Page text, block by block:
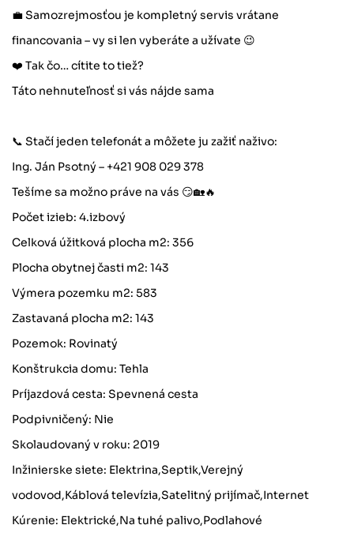
💼 Samozrejmosťou je kompletný servis vrátane
financovania – vy si len vyberáte a užívate 😉
❤️ Tak čo… cítite to tiež?
Táto nehnuteľnosť si vás nájde sama
📞 Stačí jeden telefonát a môžete ju zažiť naživo:
Ing. Ján Psotný – +421 908 029 378
Tešíme sa možno práve na vás 😏🏡🔥
Počet izieb: 4.izbový
Celková úžitková plocha m2: 356
Plocha obytnej časti m2: 143
Výmera pozemku m2: 583
Zastavaná plocha m2: 143
Pozemok: Rovinatý
Konštrukcia domu: Tehla
Príjazdová cesta: Spevnená cesta
Podpivničený: Nie
Skolaudovaný v roku: 2019
Inžinierske siete: Elektrina,Septik,Verejný
vodovod,Káblová televízia,Satelitný prijímač,Internet
Kúrenie: Elektrické,Na tuhé palivo,Podlahové